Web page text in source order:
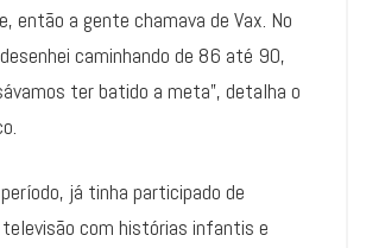
então a gente chamava de Vax. No
caminhando de 86 até 90,
ter batido a meta”, detalha o
já tinha participado de
com histórias infantis e